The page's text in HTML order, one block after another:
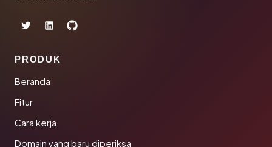
PRODUK
Beranda
Fitur
Cara kerja
Domain yang baru diperiksa